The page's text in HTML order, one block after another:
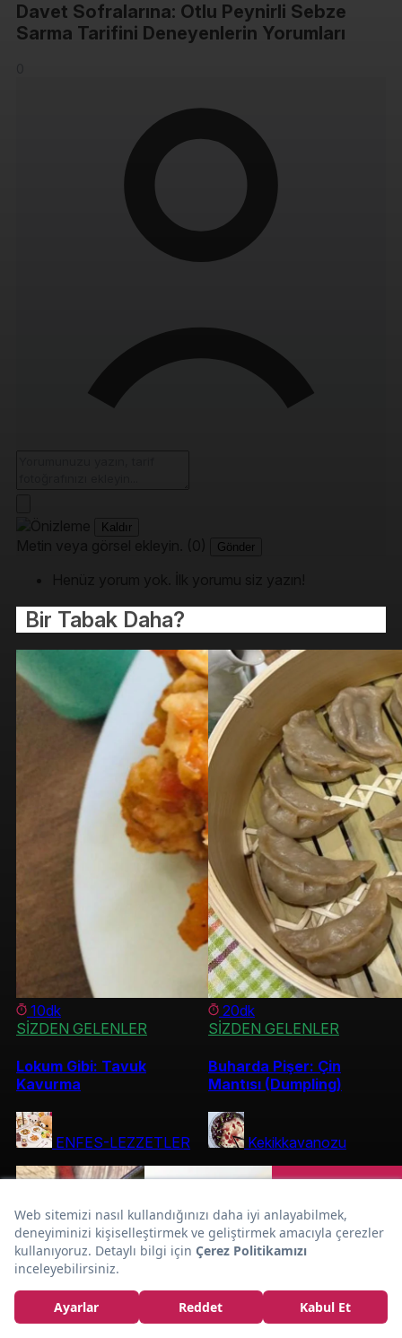
Otlu
Peynirli Sebze
Sarma Tarifi
Davet Sofralarına: Otlu Peynirli Sebze
Sarma Tarifini Deneyenlerin Yorumları
Kaldır
Gönder
Bir Tabak Daha?
10dk
SİZDEN GELENLER
Lokum Gibi: Tavuk
Kavurma
ENFES-LEZZETLER
20dk
SİZDEN GELENLER
Buharda Pişer: Çin
Mantısı (Dumpling)
Kekikkavanozu